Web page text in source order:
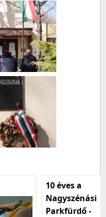
10 éves a
Nagyszénási
Parkfürdő -